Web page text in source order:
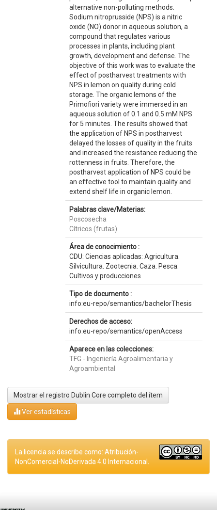
alternative non-polluting methods.
Sodium nitroprusside (NPS) is a nitric
oxide (NO) donor in aqueous solution, a
compound that regulates various
processes in plants, including plant
growth, development and defense. The
objective of this work was to evaluate the
effect of postharvest treatments with
NPS in lemon on quality during cold
storage. The organic lemons of the
Primofiori variety were immersed in an
aqueous solution of 0.1 and 0.5 mM NPS
for 5 minutes. The results showed that
the application of NPS in postharvest
delayed the losses of quality in the fruits
and increased the resistance reducing the
rottenness in fruits. Therefore, the
postharvest application of NPS could be
an effective tool to maintain quality and
extend shelf life in organic lemon.
Palabras clave/Materias:
Poscosecha
Cítricos (frutas)
Área de conocimiento :
CDU: Ciencias aplicadas: Agricultura.
Silvicultura. Zootecnia. Caza. Pesca:
Cultivos y producciones
Tipo de documento :
info:eu-repo/semantics/bachelorThesis
Derechos de acceso:
info:eu-repo/semantics/openAccess
Aparece en las colecciones:
TFG - Ingeniería Agroalimentaria y
Agroambiental
Mostrar el registro Dublin Core completo del ítem
Ver estadísticas
La licencia se describe como: Atribución-
NonComercial-NoDerivada 4.0 Internacional.